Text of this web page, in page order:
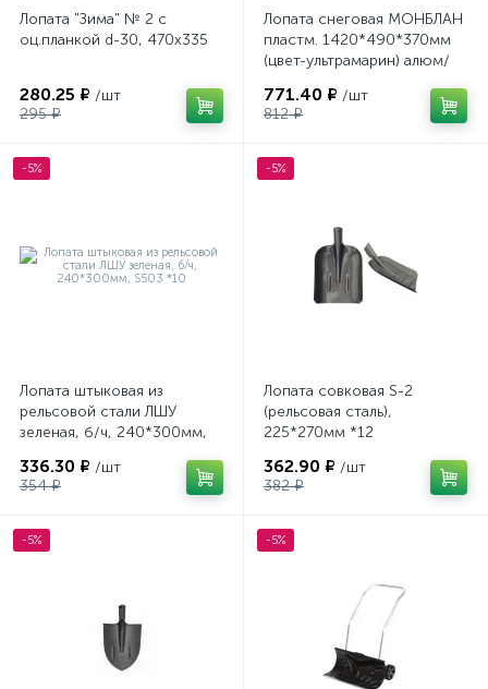
Лопата "Зима" № 2 с
оц.планкой d-30, 470х335
280.25 ₽ /шт
295 ₽
Лопата снеговая МОНБЛАН
пластм. 1420*490*370мм
(цвет-ультрамарин) алюм/
771.40 ₽ /шт
812 ₽
-5%
Лопата штыковая из
рельсовой стали ЛШУ
зеленая, б/ч, 240*300мм,
336.30 ₽ /шт
354 ₽
-5%
Лопата совковая S-2
(рельсовая сталь),
225*270мм *12
362.90 ₽ /шт
382 ₽
-5% -5%